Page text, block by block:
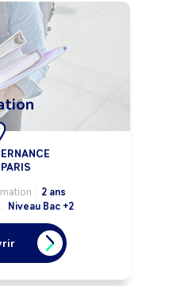
: 2 ans
Niveau Bac +2